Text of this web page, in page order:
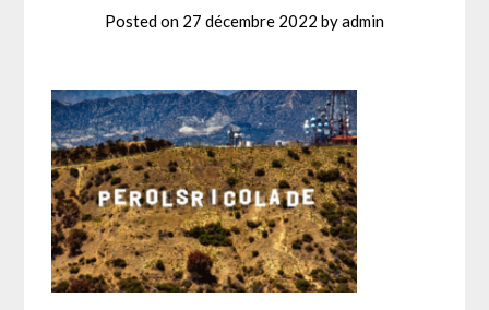
Posted on 27 décembre 2022 byadmin